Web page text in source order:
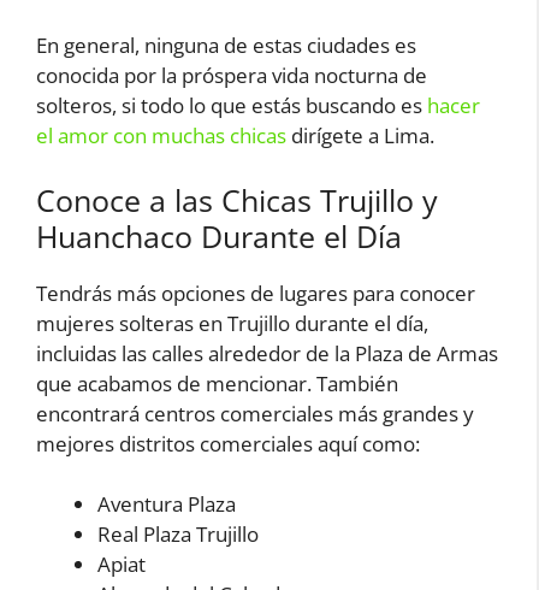
En general, ninguna de estas ciudades es
conocida por la próspera vida nocturna de
solteros, si todo lo que estás buscando es hacer
el amor con muchas chicas dirígete a Lima.
Conoce a las Chicas Trujillo y
Huanchaco Durante el Día
Tendrás más opciones de lugares para conocer
mujeres solteras en Trujillo durante el día,
incluidas las calles alrededor de la Plaza de Armas
que acabamos de mencionar. También
encontrará centros comerciales más grandes y
mejores distritos comerciales aquí como:
Aventura Plaza
Real Plaza Trujillo
Apiat